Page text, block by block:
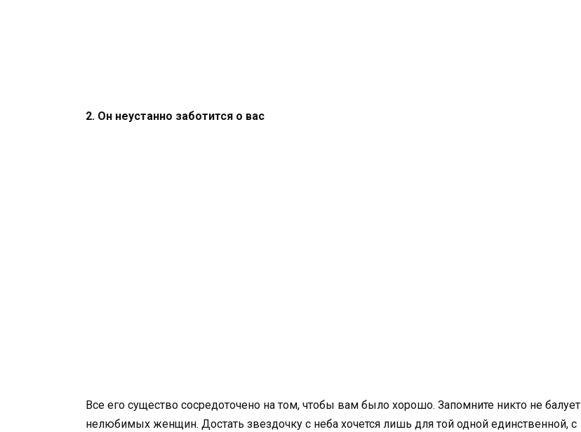
2. Он неустанно заботится о вас
Все его существо сосредоточено на том, чтобы вам было хорошо. Запомните никто не балует
нелюбимых женщин. Достать звездочку с неба хочется лишь для той одной единственной, с